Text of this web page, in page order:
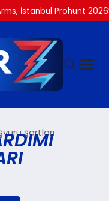
İstanbul Prohunt
şartları